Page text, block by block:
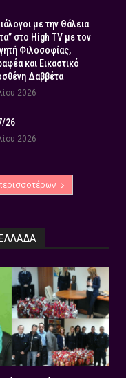
με την Θάλεια
στο High TV με τον
Φιλοσοφίας,
και Εικαστικό
Δαββέτα
2026
26
2026